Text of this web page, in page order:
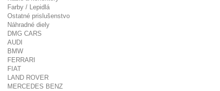
Farby / Lepidlá
Ostatné prislušenstvo
Náhradné diely
DMG CARS
AUDI
BMW
FERRARI
FIAT
LAND ROVER
MERCEDES BENZ